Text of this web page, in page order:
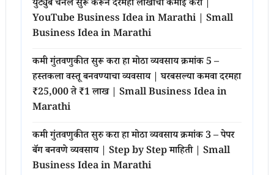
युट्युब चॅनल सुरू करून दरमहा लाखोंची कमाई करा |
YouTube Business Idea in Marathi | Small
Business Idea in Marathi
कमी गुंतवणुकीत सुरू करा हा मोठा व्यवसाय क्रमांक 5 –
हस्तकला वस्तू बनवण्याचा व्यवसाय | घरबसल्या कमवा दरमहा
₹25,000 ते ₹1 लाख | Small Business Idea in
Marathi
कमी गुंतवणुकीत सुरु करा हा मोठा व्यवसाय क्रमांक 3 – पेपर
बॅग बनवणे व्यवसाय | Step by Step माहिती | Small
Business Idea in Marathi